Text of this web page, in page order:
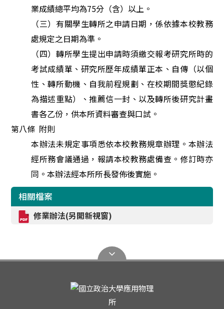
業成績總平均為75分（含）以上。
（三）有關學生轉所之申請日期，係依據本校教務
處規定之日期為準。
（四）轉所學生提出申請時須繳交報考研究所時的
考試成績單、研究所歷年成績單正本、自傳（以個
性、轉所動機、自我前程規劃、在校期間獎懲紀錄
為描述重點）、推薦信一封、以及轉所後研究計畫
書各乙份，供本所資料審查與口試。
第八條 附則
本辦法未規定事項悉依本校教務規章辦理。本辦法
經所務會議通過，報請本校教務處備查。修訂時亦
同。本辦法經本所所長發佈後實施。
相關檔案
修業辦法(另開新視窗)